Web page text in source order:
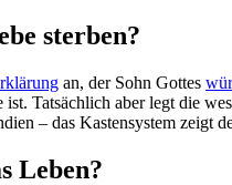
sterben?
an, der Sohn Gottes
Tatsächlich aber legt die
– das Kastensystem zeigt
Leben?